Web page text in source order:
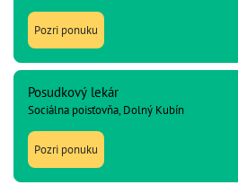
Pozri ponuku
Posudkový lekár
Sociálna poisťovňa, Dolný Kubín
Pozri ponuku